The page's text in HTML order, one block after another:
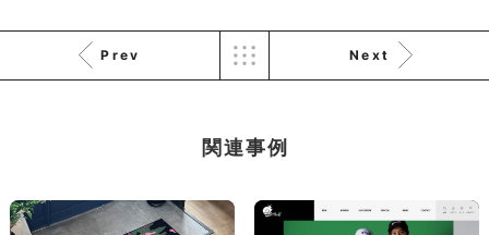
Prev Next
関連事例